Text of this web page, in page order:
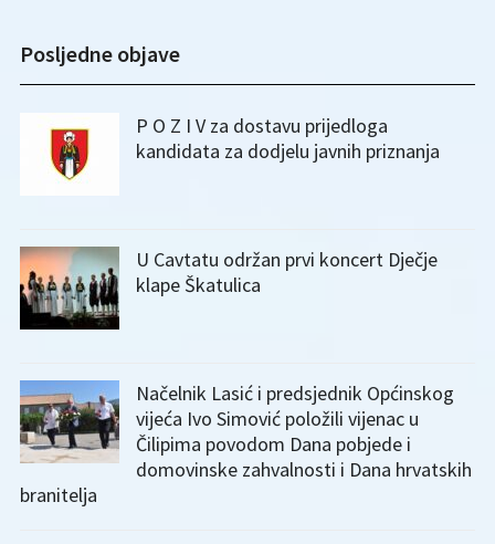
Posljedne objave
P O Z I V za dostavu prijedloga
kandidata za dodjelu javnih priznanja
U Cavtatu održan prvi koncert Dječje
klape Škatulica
Načelnik Lasić i predsjednik Općinskog
vijeća Ivo Simović položili vijenac u
Čilipima povodom Dana pobjede i
domovinske zahvalnosti i Dana hrvatskih
branitelja